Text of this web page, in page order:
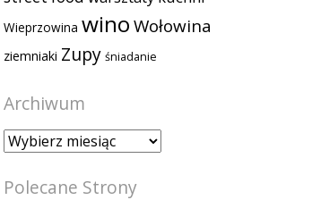
Wieprzowina winoWołowina
ziemniaki Zupy śniadanie
Archiwum
Archiwum
Polecane Strony